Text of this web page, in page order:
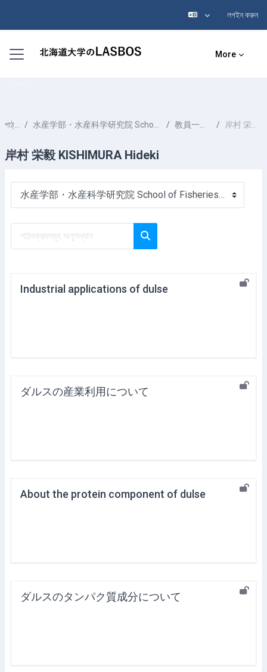
লগইন করুন
Side panel More
পাঠ্যক্রমসমূহ 水産学部・水産科学研究院 School of Fisheries Sciences & Faculty of Fisheries Sciences 教員一覧 List of Professors 岸村 栄毅 KISHIMURA Hideki
岸村 栄毅 KISHIMURA Hideki
পাঠ্যক্রম বিভাগসমূহ
পাঠ্যক্রমসমূহ অনুসন্ধান
Industrial applications of dulse
ダルスの産業利用について
About the protein component of dulse
ダルスのタンパク質成分について